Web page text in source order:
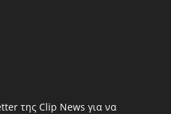
της Clip News για να